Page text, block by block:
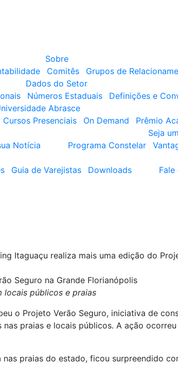
Sobre
Comitês Grupos de
Dados do Setor
Números Estaduais Definições e
Abrasce
Cursos Presenciais On Demand Prêmio
Notícia
Seja
Programa Constelar
Guia de Varejistas Downloads
Itaguaçu realiza mais uma edição do
Seguro na Grande Florianópolis
locais públicos e praias
o Projeto Verão Seguro, iniciativa de
praias e locais públicos. A ação
praias do estado, ficou surpreendido